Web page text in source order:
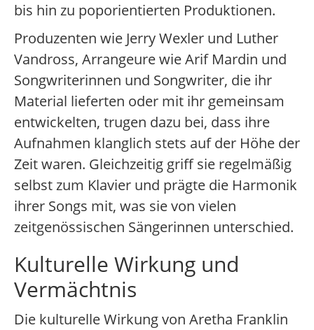
bis hin zu poporientierten Produktionen.
Produzenten wie Jerry Wexler und Luther
Vandross, Arrangeure wie Arif Mardin und
Songwriterinnen und Songwriter, die ihr
Material lieferten oder mit ihr gemeinsam
entwickelten, trugen dazu bei, dass ihre
Aufnahmen klanglich stets auf der Höhe der
Zeit waren. Gleichzeitig griff sie regelmäßig
selbst zum Klavier und prägte die Harmonik
ihrer Songs mit, was sie von vielen
zeitgenössischen Sängerinnen unterschied.
Kulturelle Wirkung und
Vermächtnis
Die kulturelle Wirkung von Aretha Franklin